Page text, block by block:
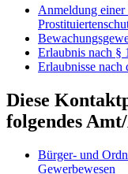
Anmeldung
Erlaubnis nach §
Erlaubnisse nach
Diese
folgendes
Bürger- und
Gewerbewesen